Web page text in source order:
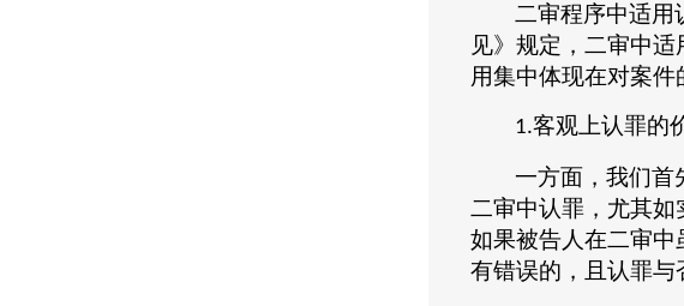
二审程序中适用
见》规定，二审中
用集中体现在对案件
1.客观上认罪的
一方面，我们首
二审中认罪，尤其如
如果被告人在二审
有错误的，且认罪与